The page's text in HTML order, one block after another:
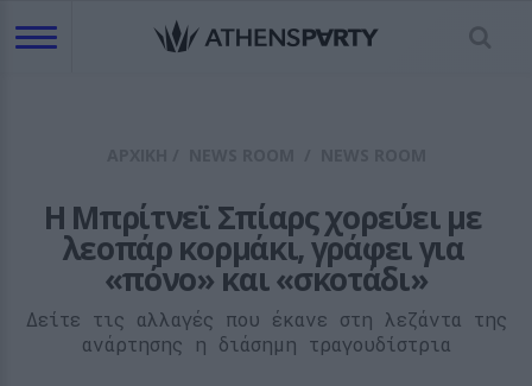
H Μπρίτνεϊ Σπίαρς χορεύει με
λεοπάρ κορμάκι, γράφει για
«πόνο» και «σκοτάδι»
Δείτε τις αλλαγές που έκανε στη λεζάντα της
ανάρτησης η διάσημη τραγουδίστρια